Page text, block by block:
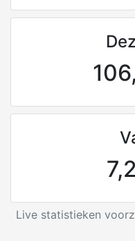
Live statistieken